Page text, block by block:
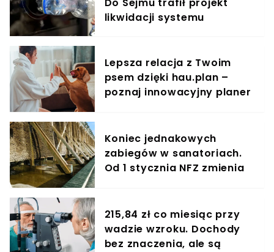
Do Sejmu trafił projekt
likwidacji systemu
Lepsza relacja z Twoim
psem dzięki hau.plan –
poznaj innowacyjny planer
Koniec jednakowych
zabiegów w sanatoriach.
Od 1 stycznia NFZ zmienia
215,84 zł co miesiąc przy
wadzie wzroku. Dochody
bez znaczenia, ale są